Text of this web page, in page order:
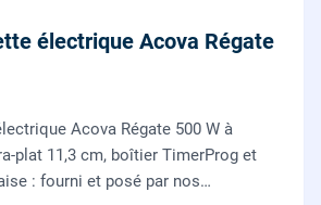
électrique Acova Régate
Acova Régate 500 W à
plat 11,3 cm, boîtier TimerProg et
: fourni et posé par nos